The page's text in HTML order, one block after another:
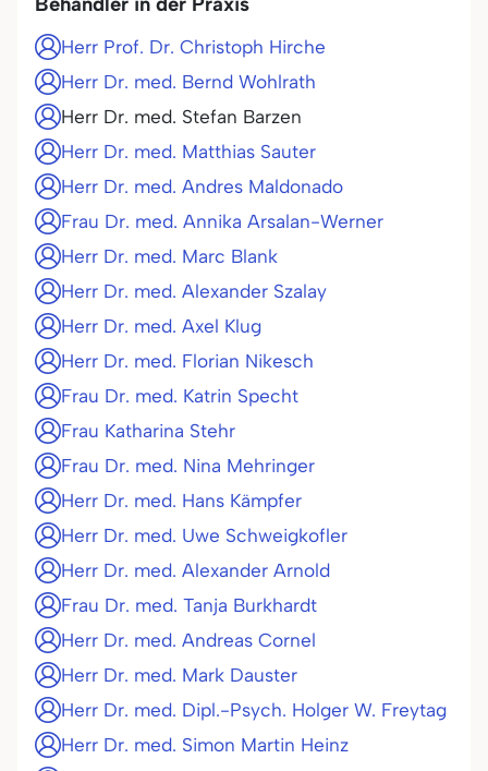
Herr Prof. Dr. Christoph Hirche
Herr Dr. med. Bernd Wohlrath
Herr Dr. med. Stefan Barzen
Herr Dr. med. Matthias Sauter
Herr Dr. med. Andres Maldonado
Frau Dr. med. Annika Arsalan-Werner
Herr Dr. med. Marc Blank
Herr Dr. med. Alexander Szalay
Herr Dr. med. Axel Klug
Herr Dr. med. Florian Nikesch
Frau Dr. med. Katrin Specht
Frau Katharina Stehr
Frau Dr. med. Nina Mehringer
Herr Dr. med. Hans Kämpfer
Herr Dr. med. Uwe Schweigkofler
Herr Dr. med. Alexander Arnold
Frau Dr. med. Tanja Burkhardt
Herr Dr. med. Andreas Cornel
Herr Dr. med. Mark Dauster
Herr Dr. med. Dipl.-Psych. Holger W. Freytag
Herr Dr. med. Simon Martin Heinz